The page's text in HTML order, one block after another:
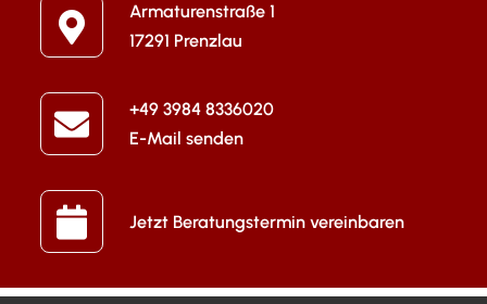
Armaturenstraße 1
17291 Prenzlau
+49 3984 8336020
E-Mail senden
Jetzt Beratungstermin vereinbaren